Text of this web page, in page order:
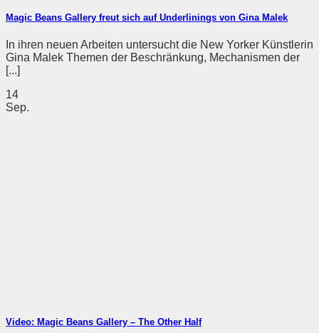
Magic Beans Gallery freut sich auf Underlinings von Gina Malek
In ihren neuen Arbeiten untersucht die New Yorker Künstlerin
Gina Malek Themen der Beschränkung, Mechanismen der
[...]
14
Sep.
Video: Magic Beans Gallery – The Other Half